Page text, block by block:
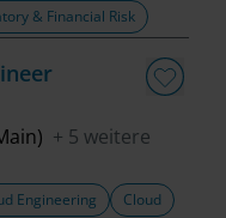
& Financial Risk
+ 5 weitere
Engineering Cloud